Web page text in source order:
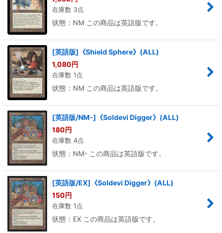
在庫数 3点
状態：NM この商品は英語版です。
[英語版]《Shield Sphere》(ALL)
1,080円
在庫数 1点
状態：NM この商品は英語版です。
[英語版/NM-]《Soldevi Digger》(ALL)
180円
在庫数 4点
状態：NM- この商品は英語版です。
[英語版/EX]《Soldevi Digger》(ALL)
150円
在庫数 1点
状態：EX この商品は英語版です。